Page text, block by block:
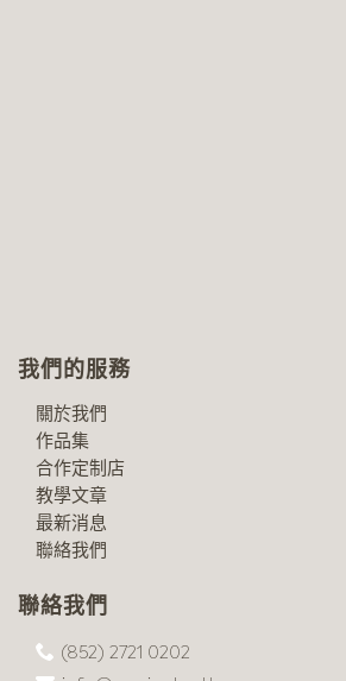
我們的服務
關於我們
作品集
合作定制店
教學文章
最新消息
聯絡我們
聯絡我們
(852) 2721 0202